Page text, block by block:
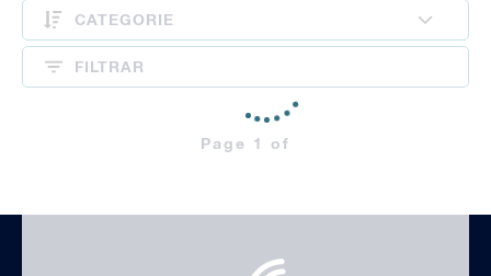
CATEGORIE
FILTRAR
Page 1 of